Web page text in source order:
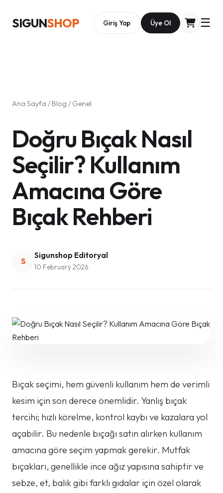
SIGUNSHOP Giriş Yap Üye Ol ☰
Ana Sayfa / Blog / Genel
Doğru Bıçak Nasıl
Seçilir? Kullanım
Amacına Göre
Bıçak Rehberi
S
Sigunshop Editoryal
10 February 2026
Bıçak seçimi, hem güvenli kullanım hem de verimli
kesim için son derece önemlidir. Yanlış bıçak
tercihi; hızlı körelme, kontrol kaybı ve kazalara yol
açabilir. Bu nedenle bıçağı satın alırken kullanım
amacına göre seçim yapmak gerekir. Mutfak
bıçakları, genellikle ince ağız yapısına sahiptir ve
sebze, et, balık gibi farklı gıdalar için özel olarak